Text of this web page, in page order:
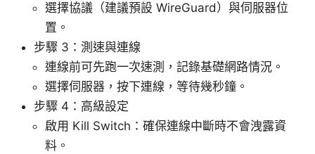
選擇協議（建議預設 WireGuard）與伺服器位
置。
步驟 3：測速與連線
連線前可先跑一次速測，記錄基礎網路情況。
選擇伺服器，按下連線，等待幾秒鐘。
步驟 4：高級設定
啟用 Kill Switch：確保連線中斷時不會洩露資
料。